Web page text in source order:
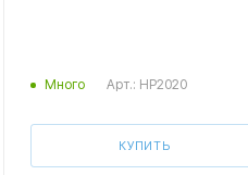
Много Арт.: HP2020
КУПИТЬ